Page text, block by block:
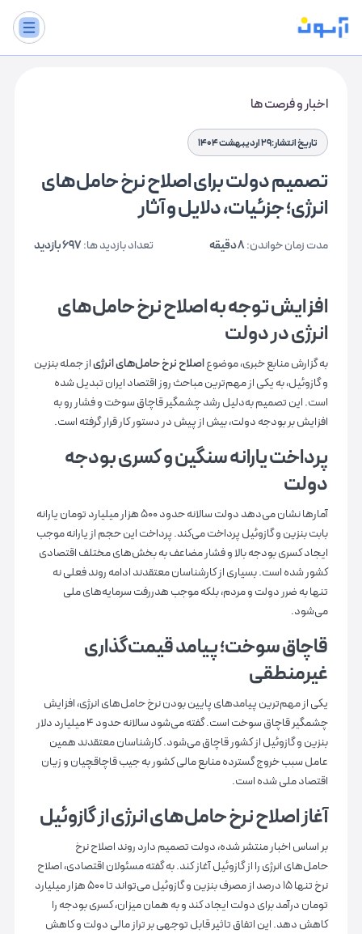
اخبار و فرصت ها
تصمیم دولت برای اصلاح نرخ حامل‌های
انرژی؛ جزئیات، دلایل و آثار
تاریخ انتشار:29 اردیبهشت 1404
مدت زمان خواندن:8 دقیقه تعداد بازدید ها:697 بازدید
افزایش توجه به اصلاح نرخ حامل‌های
انرژی در دولت
به گزارش منابع خبری، موضوعاصلاح نرخ حامل‌های انرژیاز جمله بنزین
و گازوئیل، به یکی از مهم‌ترین مباحث روز اقتصاد ایران تبدیل شده
است. این تصمیم به‌دلیل رشد چشمگیر قاچاق سوخت و فشار رو به
افزایش بر بودجه دولت، بیش از پیش در دستور کار قرار گرفته است.
پرداخت یارانه سنگین و کسری بودجه‌
دولت
آمارها نشان می‌دهد دولت سالانه حدود ۵۰۰ هزار میلیارد تومان یارانه
بابت بنزین و گازوئیل پرداخت می‌کند. پرداخت این حجم از یارانه موجب
ایجاد کسری بودجه بالا و فشار مضاعف به بخش‌های مختلف اقتصادی
کشور شده است. بسیاری از کارشناسان معتقدند ادامه روند فعلی نه
تنها به ضرر دولت و مردم، بلکه موجب هدررفت سرمایه‌های ملی
می‌شود.
قاچاق سوخت؛ پیامد قیمت‌گذاری
غیرمنطقی
یکی از مهم‌ترین پیامدهای پایین بودن نرخ حامل‌های انرژی، افزایش
چشمگیر قاچاق سوخت است. گفته می‌شود سالانه حدود ۴ میلیارد دلار
بنزین و گازوئیل از کشور قاچاق می‌شود. کارشناسان معتقدند همین
عامل سبب خروج گسترده منابع مالی کشور به جیب قاچاقچیان و زیان
اقتصاد ملی شده است.
آغاز اصلاح نرخ حامل‌های انرژی از گازوئیل
بر اساس اخبار منتشر شده، دولت تصمیم دارد روند اصلاح نرخ
حامل‌های انرژی را از گازوئیل آغاز کند. به گفته مسئولان اقتصادی، اصلاح
نرخ تنها ۱۵ درصد از مصرف بنزین و گازوئیل می‌تواند تا ۵۰۰ هزار میلیارد
تومان درآمد برای دولت ایجاد کند و به همان میزان، کسری بودجه را
کاهش دهد. این اتفاق تاثیر قابل توجهی بر تراز مالی دولت و کاهش